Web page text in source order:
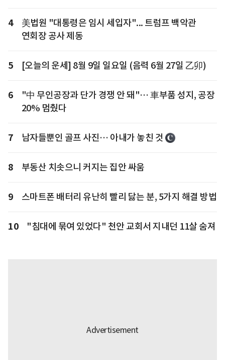
4
美법원 "대통령은 임시 세입자"... 트럼프 백악관
연회장 공사 제동
5 [오늘의 운세] 8월 9일 일요일 (음력 6월 27일 乙卯)
6
"中 무인공장과 단가 경쟁 안 돼"… 車부품 성지, 공장
20% 멈췄다
7 남자들뿐인 골프 사진… 아내가 놓친 것
8 부동산 치솟으니 커지는 집안 싸움
9 스마트폰 배터리 유난히 빨리 닳는 분, 5가지 해결 방법
10 "침대에 묶여 있었다" 천안 교회서 지내던 11살 숨져